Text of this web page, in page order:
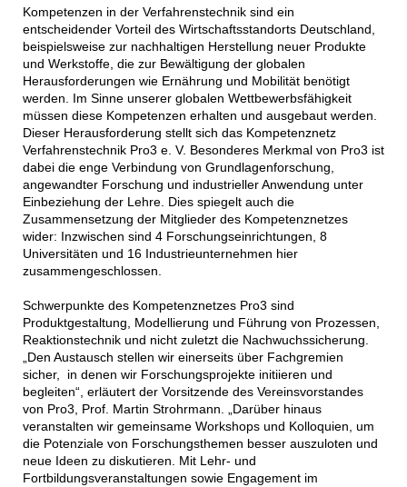
Kompetenzen in der Verfahrenstechnik sind ein
entscheidender Vorteil des Wirtschaftsstandorts Deutschland,
beispielsweise zur nachhaltigen Herstellung neuer Produkte
und Werkstoffe, die zur Bewältigung der globalen
Herausforderungen wie Ernährung und Mobilität benötigt
werden. Im Sinne unserer globalen Wettbewerbsfähigkeit
müssen diese Kompetenzen erhalten und ausgebaut werden.
Dieser Herausforderung stellt sich das Kompetenznetz
Verfahrenstechnik Pro3 e. V. Besonderes Merkmal von Pro3 ist
dabei die enge Verbindung von Grundlagenforschung,
angewandter Forschung und industrieller Anwendung unter
Einbeziehung der Lehre. Dies spiegelt auch die
Zusammensetzung der Mitglieder des Kompetenznetzes
wider: Inzwischen sind 4 Forschungseinrichtungen, 8
Universitäten und 16 Industrieunternehmen hier
zusammengeschlossen.
Schwerpunkte des Kompetenznetzes Pro3 sind
Produktgestaltung, Modellierung und Führung von Prozessen,
Reaktionstechnik und nicht zuletzt die Nachwuchssicherung.
„Den Austausch stellen wir einerseits über Fachgremien
sicher, in denen wir Forschungsprojekte initiieren und
begleiten“, erläutert der Vorsitzende des Vereinsvorstandes
von Pro3, Prof. Martin Strohrmann. „Darüber hinaus
veranstalten wir gemeinsame Workshops und Kolloquien, um
die Potenziale von Forschungsthemen besser auszuloten und
neue Ideen zu diskutieren. Mit Lehr- und
Fortbildungsveranstaltungen sowie Engagement im